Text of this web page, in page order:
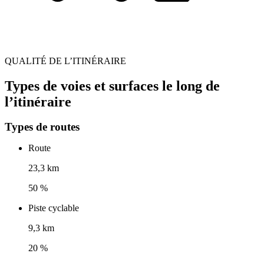
QUALITÉ DE L’ITINÉRAIRE
Types de voies et surfaces le long de
l’itinéraire
Types de routes
Route
23,3 km
50 %
Piste cyclable
9,3 km
20 %